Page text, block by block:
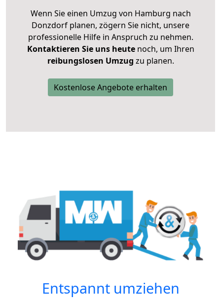
Wenn Sie einen Umzug von Hamburg nach
Donzdorf planen, zögern Sie nicht, unsere
professionelle Hilfe in Anspruch zu nehmen.
Kontaktieren Sie uns heutenoch, um Ihren
reibungslosen Umzug zu planen.
Kostenlose Angebote erhalten
Entspannt umziehen